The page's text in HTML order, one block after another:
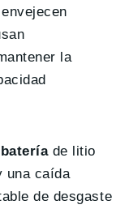
la
de litio
una caída
de desgaste